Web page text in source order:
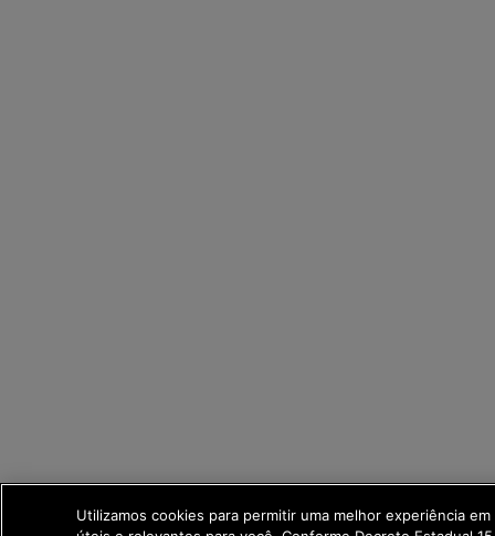
Utilizamos cookies para permitir uma melhor experiência